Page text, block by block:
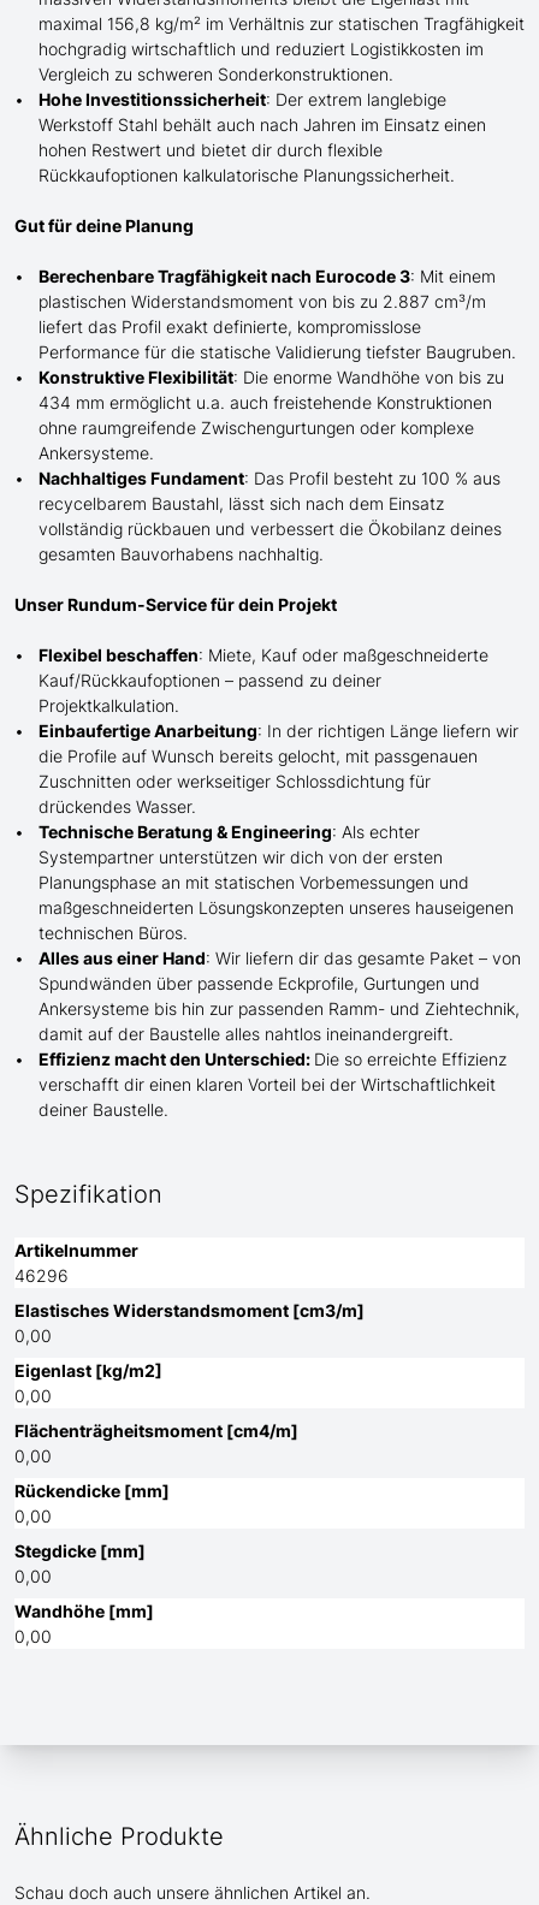
maximal 156,8 kg/m² im Verhältnis zur statischen Tragfähigkeit
hochgradig wirtschaftlich und reduziert Logistikkosten im
Vergleich zu schweren Sonderkonstruktionen.
Hohe Investitionssicherheit: Der extrem langlebige
Werkstoff Stahl behält auch nach Jahren im Einsatz einen
hohen Restwert und bietet dir durch flexible
Rückkaufoptionen kalkulatorische Planungssicherheit.
Gut für deine Planung
Berechenbare Tragfähigkeit nach Eurocode 3: Mit einem
plastischen Widerstandsmoment von bis zu 2.887 cm³/m
liefert das Profil exakt definierte, kompromisslose
Performance für die statische Validierung tiefster Baugruben.
Konstruktive Flexibilität: Die enorme Wandhöhe von bis zu
434 mm ermöglicht u.a. auch freistehende Konstruktionen
ohne raumgreifende Zwischengurtungen oder komplexe
Ankersysteme.
Nachhaltiges Fundament: Das Profil besteht zu 100 % aus
recycelbarem Baustahl, lässt sich nach dem Einsatz
vollständig rückbauen und verbessert die Ökobilanz deines
gesamten Bauvorhabens nachhaltig.
Unser Rundum-Service für dein Projekt
Flexibel beschaffen: Miete, Kauf oder maßgeschneiderte
Kauf/Rückkaufoptionen – passend zu deiner
Projektkalkulation.
Einbaufertige Anarbeitung: In der richtigen Länge liefern wir
die Profile auf Wunsch bereits gelocht, mit passgenauen
Zuschnitten oder werkseitiger Schlossdichtung für
drückendes Wasser.
Technische Beratung & Engineering: Als echter
Systempartner unterstützen wir dich von der ersten
Planungsphase an mit statischen Vorbemessungen und
maßgeschneiderten Lösungskonzepten unseres hauseigenen
technischen Büros.
Alles aus einer Hand: Wir liefern dir das gesamte Paket – von
Spundwänden über passende Eckprofile, Gurtungen und
Ankersysteme bis hin zur passenden Ramm- und Ziehtechnik,
damit auf der Baustelle alles nahtlos ineinandergreift.
Effizienz macht den Unterschied: Die so erreichte Effizienz
verschafft dir einen klaren Vorteil bei der Wirtschaftlichkeit
deiner Baustelle.
Spezifikation
Artikelnummer
46296
Elastisches Widerstandsmoment [cm3/m]
0,00
Eigenlast [kg/m2]
0,00
Flächenträgheitsmoment [cm4/m]
0,00
Rückendicke [mm]
0,00
Stegdicke [mm]
0,00
Wandhöhe [mm]
0,00
Ähnliche Produkte
Schau doch auch unsere ähnlichen Artikel an.